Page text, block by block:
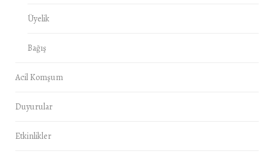
Üyelik
Bağış
Acil Komşum
Duyurular
Etkinlikler